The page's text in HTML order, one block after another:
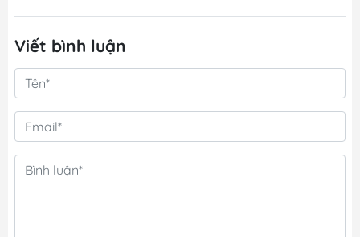
Viết bình luận